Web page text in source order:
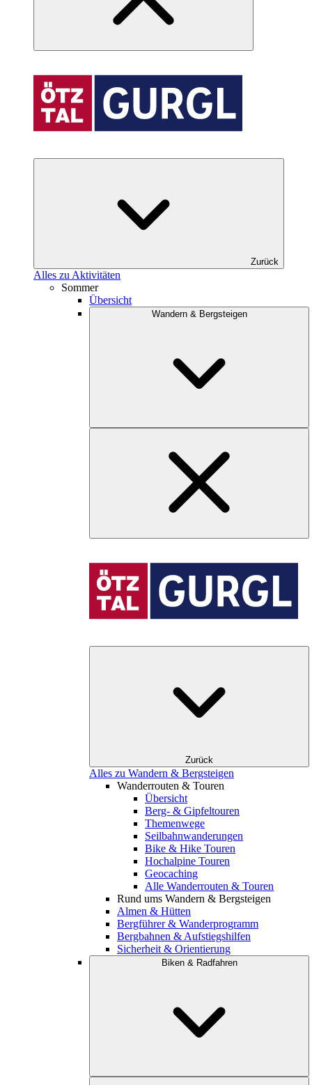
Zurück
Alles zu Aktivitäten
Sommer
Übersicht
Wandern & Bergsteigen
Zurück
Alles zu Wandern & Bergsteigen
Wanderrouten & Touren
Übersicht
Berg- & Gipfeltouren
Themenwege
Seilbahnwanderungen
Bike & Hike Touren
Hochalpine Touren
Geocaching
Alle Wanderrouten & Touren
Rund ums Wandern & Bergsteigen
Almen & Hütten
Bergführer & Wanderprogramm
Bergbahnen & Aufstiegshilfen
Sicherheit & Orientierung
Biken & Radfahren